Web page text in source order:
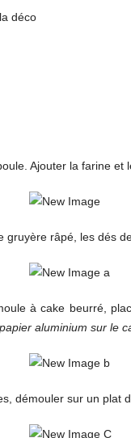
déco
Ajouter la farine et
gruyère râpé, les dés
à cake beurré,
aluminium sur le
démouler sur un plat